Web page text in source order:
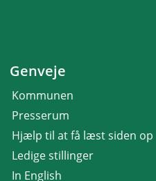
Genveje
Kommunen
Presserum
Hjælp til at få læst siden op
Ledige stillinger
In English